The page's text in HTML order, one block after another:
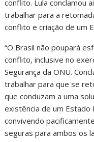
conflito. Lula conclamou
trabalhar para a
conflito e criação de um
“O Brasil não poupará
conflito, inclusive no
Segurança da ONU.
trabalhar para que se
que conduzam a uma
existência de um Estado
convivendo
seguras para ambos os